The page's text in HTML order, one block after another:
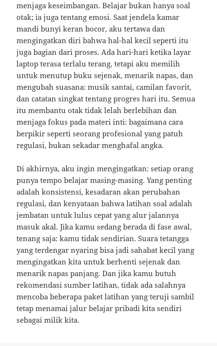
menjaga keseimbangan. Belajar bukan hanya soal
otak; ia juga tentang emosi. Saat jendela kamar
mandi bunyi keran bocor, aku tertawa dan
mengingatkan diri bahwa hal-hal kecil seperti itu
juga bagian dari proses. Ada hari-hari ketika layar
laptop terasa terlalu terang, tetapi aku memilih
untuk menutup buku sejenak, menarik napas, dan
mengubah suasana: musik santai, camilan favorit,
dan catatan singkat tentang progres hari itu. Semua
itu membantu otak tidak lelah berlebihan dan
menjaga fokus pada materi inti: bagaimana cara
berpikir seperti seorang profesional yang patuh
regulasi, bukan sekadar menghafal angka.
Di akhirnya, aku ingin mengingatkan: setiap orang
punya tempo belajar masing-masing. Yang penting
adalah konsistensi, kesadaran akan perubahan
regulasi, dan kenyataan bahwa latihan soal adalah
jembatan untuk lulus cepat yang alur jalannya
masuk akal. Jika kamu sedang berada di fase awal,
tenang saja: kamu tidak sendirian. Suara tetangga
yang terdengar nyaring bisa jadi sahabat kecil yang
mengingatkan kita untuk berhenti sejenak dan
menarik napas panjang. Dan jika kamu butuh
rekomendasi sumber latihan, tidak ada salahnya
mencoba beberapa paket latihan yang teruji sambil
tetap menamai jalur belajar pribadi kita sendiri
sebagai milik kita.